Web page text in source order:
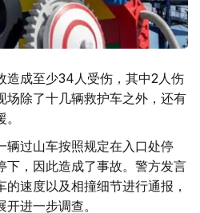
造成至少34人受伤，其中2人伤
场除了十几辆救护车之外，还有
辆过山车按照规定在入口处停
下，因此造成了事故。警方发言
速度以及相撞细节进行通报，
进一步调查。